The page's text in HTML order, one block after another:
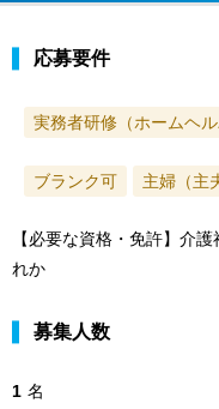
応募要件
実務者研修（ホームヘル
ブランク可 主婦（主
【必要な資格・免許】介
れか
募集人数
1 名